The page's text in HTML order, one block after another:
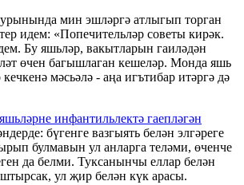
мин эшләргә атлыгып торган
идем: «Попечительләр советы кирәк.
Бу яшьләр, вакытларын гаиләдән
өчен багышлаган кешеләр. Монда яшь
мәсьәлә - аңа игътибар итәргә дә
инфантильлектә гаепләгән
бүгенге вазгыять белән элгәреге
булмавын ул анларга теләми, өченче
да белми. Туксанынчы еллар белән
ул җир белән күк арасы.